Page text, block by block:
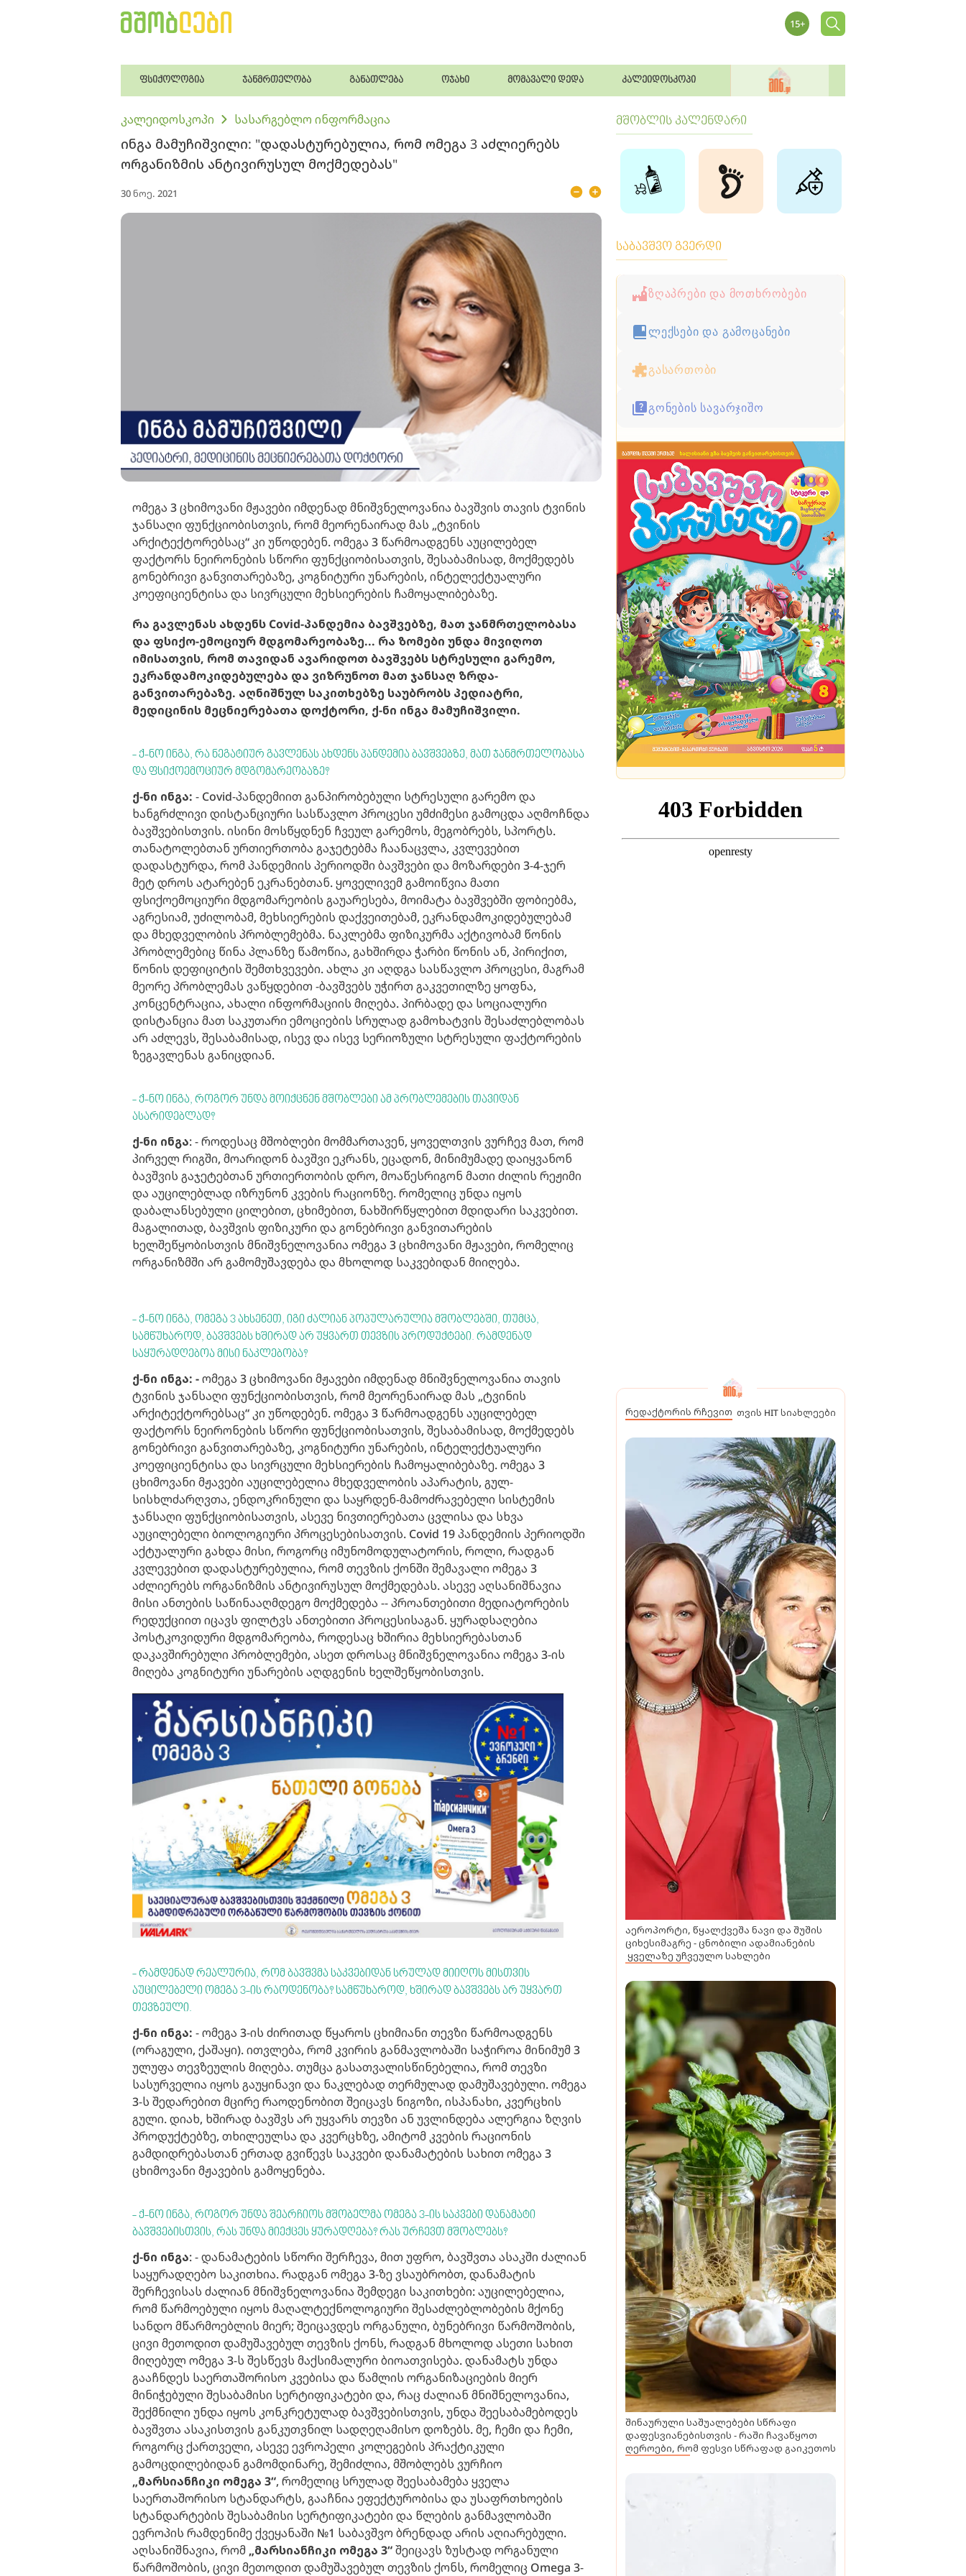
ფსიქოლოგია ჯანმრთელობა განათლება ოჯახი მომავალი დედა კალეიდოსკოპი
კალეიდოსკოპი სასარგებლო ინფორმაცია
ინგა მამუჩიშვილი: "დადასტურებულია, რომ ომეგა 3 აძლიერებს
ორგანიზმის ანტივირუსულ მოქმედებას"
30 ნოე. 2021
ომეგა 3 ცხიმოვანი მჟავები იმდენად მნიშვნელოვანია ბავშვის თავის ტვინის
ჯანსაღი ფუნქციობისთვის, რომ მეორენაირად მას „ტვინის
არქიტექტორებსაც“ კი უწოდებენ. ომეგა 3 წარმოადგენს აუცილებელ
ფაქტორს ნეირონების სწორი ფუნქციობისათვის, შესაბამისად, მოქმედებს
გონებრივი განვითარებაზე, კოგნიტური უნარების, ინტელექტუალური
კოეფიციენტისა და სივრცული მეხსიერების ჩამოყალიბებაზე.
რა გავლენას ახდენს Covid-პანდემია ბავშვებზე, მათ ჯანმრთელობასა
და ფსიქო-ემოციურ მდგომარეობაზე... რა ზომები უნდა მივიღოთ
იმისათვის, რომ თავიდან ავარიდოთ ბავშვებს სტრესული გარემო,
ეკრანდამოკიდებულება და ვიზრუნოთ მათ ჯანსაღ ზრდა-
განვითარებაზე. აღნიშნულ საკითხებზე საუბრობს პედიატრი,
მედიცინის მეცნიერებათა დოქტორი, ქ-ნი ინგა მამუჩიშვილი.
- ქ-ნო ინგა, რა ნეგატიურ გავლენას ახდენს პანდემია ბავშვებზე, მათ ჯანმრთელობასა
და ფსიქოემოციურ მდგომარეობაზე?
ქ-ნი ინგა: - Covid-პანდემიით განპირობებული სტრესული გარემო და
ხანგრძლივი დისტანციური სასწავლო პროცესი უმძიმესი გამოცდა აღმოჩნდა
ბავშვებისთვის. ისინი მოსწყდნენ ჩვეულ გარემოს, მეგობრებს, სპორტს.
თანატოლებთან ურთიერთობა გაჯეტებმა ჩაანაცვლა, კვლევებით
დადასტურდა, რომ პანდემიის პერიოდში ბავშვები და მოზარდები 3-4-ჯერ
მეტ დროს ატარებენ ეკრანებთან. ყოველივემ გამოიწვია მათი
ფსიქოემოციური მდგომარეობის გაუარესება, მოიმატა ბავშვებში ფობიებმა,
აგრესიამ, უძილობამ, მეხსიერების დაქვეითებამ, ეკრანდამოკიდებულებამ
და მხედველობის პრობლემებმა. ნაკლებმა ფიზიკურმა აქტივობამ წონის
პრობლემებიც წინა პლანზე წამოწია, გახშირდა ჭარბი წონის ან, პირიქით,
წონის დეფიციტის შემთხვევები. ახლა კი აღდგა სასწავლო პროცესი, მაგრამ
მეორე პრობლემას ვაწყდებით -ბავშვებს უჭირთ გაკვეთილზე ყოფნა,
კონცენტრაცია, ახალი ინფორმაციის მიღება. პირბადე და სოციალური
დისტანცია მათ საკუთარი ემოციების სრულად გამოხატვის შესაძლებლობას
არ აძლევს, შესაბამისად, ისევ და ისევ სერიოზული სტრესული ფაქტორების
ზეგავლენას განიცდიან.
- ქ-ნო ინგა, როგორ უნდა მოიქცნენ მშობლები ამ პრობლემების თავიდან
ასარიდებლად?
ქ-ნი ინგა: - როდესაც მშობლები მომმართავენ, ყოველთვის ვურჩევ მათ, რომ
პირველ რიგში, მოარიდონ ბავშვი ეკრანს, ეცადონ, მინიმუმადე დაიყვანონ
ბავშვის გაჯეტებთან ურთიერთობის დრო, მოაწესრიგონ მათი ძილის რეჟიმი
და აუცილებლად იზრუნონ კვების რაციონზე. რომელიც უნდა იყოს
დაბალანსებული ცილებით, ცხიმებით, ნახშირწყლებით მდიდარი საკვებით.
მაგალითად, ბავშვის ფიზიკური და გონებრივი განვითარების
ხელშეწყობისთვის მნიშვნელოვანია ომეგა 3 ცხიმოვანი მჟავები, რომელიც
ორგანიზმში არ გამომუშავდება და მხოლოდ საკვებიდან მიიღება.
- ქ-ნო ინგა, ომეგა 3 ახსენეთ, იგი ძალიან პოპულარულია მშობლებში, თუმცა,
სამწუხაროდ, ბავშვებს ხშირად არ უყვართ თევზის პროდუქტები. რამდენად
საყურადღებოა მისი ნაკლებობა?
ქ-ნი ინგა: -ომეგა 3 ცხიმოვანი მჟავები იმდენად მნიშვნელოვანია თავის
ტვინის ჯანსაღი ფუნქციობისთვის, რომ მეორენაირად მას „ტვინის
არქიტექტორებსაც“ კი უწოდებენ. ომეგა 3 წარმოადგენს აუცილებელ
ფაქტორს ნეირონების სწორი ფუნქციობისათვის, შესაბამისად, მოქმედებს
გონებრივი განვითარებაზე, კოგნიტური უნარების, ინტელექტუალური
კოეფიციენტისა და სივრცული მეხსიერების ჩამოყალიბებაზე. ომეგა 3
ცხიმოვანი მჟავები აუცილებელია მხედველობის აპარატის, გულ-
სისხლძარღვთა, ენდოკრინული და საყრდენ-მამოძრავებელი სისტემის
ჯანსაღი ფუნქციობისათვის, ასევე ნივთიერებათა ცვლისა და სხვა
აუცილებელი ბიოლოგიური პროცესებისათვის. Covid 19 პანდემიის პერიოდში
აქტუალური გახდა მისი, როგორც იმუნომოდულატორის, როლი, რადგან
კვლევებით დადასტურებულია, რომ თევზის ქონში შემავალი ომეგა 3
აძლიერებს ორგანიზმის ანტივირუსულ მოქმედებას. ასევე აღსანიშნავია
მისი ანთების საწინააღმდეგო მოქმედება -- პროანთებითი მედიატორების
რედუქციით იცავს ფილტვს ანთებითი პროცესისაგან. ყურადსაღებია
პოსტკოვიდური მდგომარეობა, როდესაც ხშირია მეხსიერებასთან
დაკავშირებული პრობლემები, ასეთ დროსაც მნიშვნელოვანია ომეგა 3-ის
მიღება კოგნიტური უნარების აღდგენის ხელშეწყობისთვის.
- რამდენად რეალურია, რომ ბავშვმა საკვებიდან სრულად მიიღოს მისთვის
აუცილებელი ომეგა 3-ის რაოდენობა? სამწუხაროდ, ხშირად ბავშვებს არ უყვართ
თევზეული.
ქ-ნი ინგა: - ომეგა 3-ის ძირითად წყაროს ცხიმიანი თევზი წარმოადგენს
(ორაგული, ქაშაყი). ითვლება, რომ კვირის განმავლობაში საჭიროა მინიმუმ 3
ულუფა თევზეულის მიღება. თუმცა გასათვალისწინებელია, რომ თევზი
სასურველია იყოს გაუყინავი და ნაკლებად თერმულად დამუშავებული. ომეგა
3-ს შედარებით მცირე რაოდენობით შეიცავს ნიგოზი, ისპანახი, კვერცხის
გული. დიახ, ხშირად ბავშვს არ უყვარს თევზი ან უვლინდება ალერგია ზღვის
პროდუქტებზე, თხილეულსა და კვერცხზე, ამიტომ კვების რაციონის
გამდიდრებასთან ერთად გვიწევს საკვები დანამატების სახით ომეგა 3
ცხიმოვანი მჟავების გამოყენება.
- ქ-ნო ინგა, როგორ უნდა შეარჩიოს მშობელმა ომეგა 3-ის საკვები დანამატი
ბავშვებისთვის, რას უნდა მიექცეს ყურადღება? რას ურჩევთ მშობლებს?
ქ-ნი ინგა: - დანამატების სწორი შერჩევა, მით უფრო, ბავშვთა ასაკში ძალიან
საყურადღებო საკითხია. რადგან ომეგა 3-ზე ვსაუბრობთ, დანამატის
შერჩევისას ძალიან მნიშვნელოვანია შემდეგი საკითხები: აუცილებელია,
რომ წარმოებული იყოს მაღალტექნოლოგიური შესაძლებლობების მქონე
სანდო მწარმოებლის მიერ; შეიცავდეს ორგანული, ბუნებრივი წარმოშობის,
ცივი მეთოდით დამუშავებულ თევზის ქონს, რადგან მხოლოდ ასეთი სახით
მიღებულ ომეგა 3-ს შესწევს მაქსიმალური ბიოათვისება. დანამატს უნდა
გააჩნდეს საერთაშორისო კვებისა და წამლის ორგანიზაციების მიერ
მინიჭებული შესაბამისი სერტიფიკატები და, რაც ძალიან მნიშნელოვანია,
შექმნილი უნდა იყოს კონკრეტულად ბავშვებისთვის, უნდა შეესაბამებოდეს
ბავშვთა ასაკისთვის განკუთვნილ სადღეღამისო დოზებს. მე, ჩემი და ჩემი,
როგორც ქართველი, ასევე ევროპელი კოლეგების პრაქტიკული
გამოცდილებიდან გამომდინარე, შემიძლია, მშობლებს ვურჩიო
„მარსიანჩიკი ომეგა 3“, რომელიც სრულად შეესაბამება ყველა
საერთაშორისო სტანდარტს, გააჩნია ეფექტურობისა და უსაფრთხოების
სტანდარტების შესაბამისი სერტიფიკატები და წლების განმავლობაში
ევროპის რამდენიმე ქვეყანაში №1 საბავშვო ბრენდად არის აღიარებული.
აღსანიშნავია, რომ „მარსიანჩიკი ომეგა 3“შეიცავს ზუსტად ორგანული
წარმოშობის, ცივი მეთოდით დამუშავებულ თევზის ქონს, რომელიც Omega 3-
მშობლის კალენდარი
საბავშვო გვერდი
ზღაპრები და მოთხრობები
ლექსები და გამოცანები
გასართობი
გონების სავარჯიშო
რედაქტორის რჩევით თვის HIT სიახლეები
აეროპორტი, წყალქვეშა ნავი და შუშის
ციხესიმაგრე - ცნობილი ადამიანების
ყველაზე უჩვეულო სახლები
შინაურული საშუალებები სწრაფი
დაფესვიანებისთვის - რაში ჩავაწყოთ
ღეროები, რომ ფესვი სწრაფად გაიკეთოს